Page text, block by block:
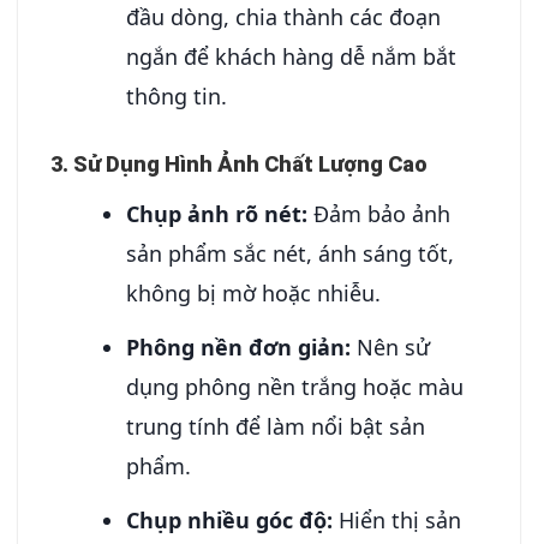
đầu dòng, chia thành các đoạn
ngắn để khách hàng dễ nắm bắt
thông tin.
3. Sử Dụng Hình Ảnh Chất Lượng Cao
Chụp ảnh rõ nét: Đảm bảo ảnh
sản phẩm sắc nét, ánh sáng tốt,
không bị mờ hoặc nhiễu.
Phông nền đơn giản: Nên sử
dụng phông nền trắng hoặc màu
trung tính để làm nổi bật sản
phẩm.
Chụp nhiều góc độ: Hiển thị sản